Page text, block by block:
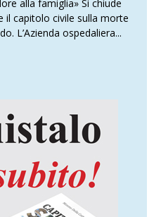
alla famiglia» Si chiude
il capitolo civile sulla morte
L’Azienda ospedaliera...